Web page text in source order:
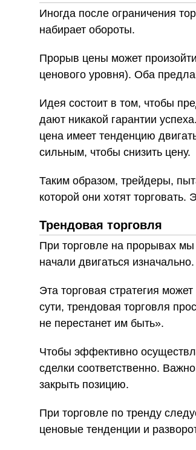
Иногда после ограничения
набирает обороты.
Прорыв цены может
ценового уровня). Оба
Идея состоит в том, чтобы
дают никакой гарантии
цена имеет тенденцию
сильным, чтобы снизить цену.
Таким образом, трейдеры,
которой они хотят
Трендовая торговля
При торговле на прорывах
начали двигаться
Эта торговая стратегия
сути, трендовая торговля
не перестанет им быть».
Чтобы эффективно
сделки соответственно.
закрыть позицию.
При торговле по тренду
ценовые тенденции и